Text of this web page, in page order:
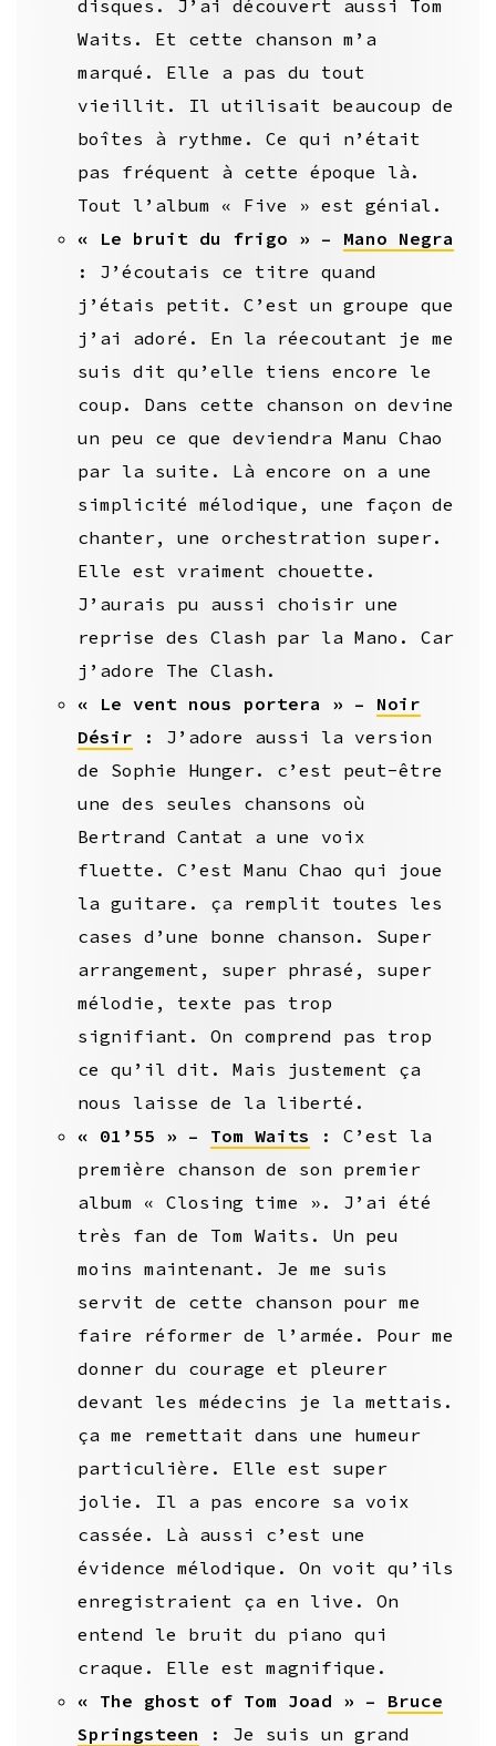
disques. J’ai découvert aussi Tom
Waits. Et cette chanson m’a
marqué. Elle a pas du tout
vieillit. Il utilisait beaucoup de
boîtes à rythme. Ce qui n’était
pas fréquent à cette époque là.
Tout l’album « Five » est génial.
« Le bruit du frigo » – Mano Negra
: J’écoutais ce titre quand
j’étais petit. C’est un groupe que
j’ai adoré. En la réecoutant je me
suis dit qu’elle tiens encore le
coup. Dans cette chanson on devine
un peu ce que deviendra Manu Chao
par la suite. Là encore on a une
simplicité mélodique, une façon de
chanter, une orchestration super.
Elle est vraiment chouette.
J’aurais pu aussi choisir une
reprise des Clash par la Mano. Car
j’adore The Clash.
« Le vent nous portera » – Noir
Désir : J’adore aussi la version
de Sophie Hunger. c’est peut-être
une des seules chansons où
Bertrand Cantat a une voix
fluette. C’est Manu Chao qui joue
la guitare. ça remplit toutes les
cases d’une bonne chanson. Super
arrangement, super phrasé, super
mélodie, texte pas trop
signifiant. On comprend pas trop
ce qu’il dit. Mais justement ça
nous laisse de la liberté.
« 01’55 » – Tom Waits : C’est la
première chanson de son premier
album « Closing time ». J’ai été
très fan de Tom Waits. Un peu
moins maintenant. Je me suis
servit de cette chanson pour me
faire réformer de l’armée. Pour me
donner du courage et pleurer
devant les médecins je la mettais.
ça me remettait dans une humeur
particulière. Elle est super
jolie. Il a pas encore sa voix
cassée. Là aussi c’est une
évidence mélodique. On voit qu’ils
enregistraient ça en live. On
entend le bruit du piano qui
craque. Elle est magnifique.
« The ghost of Tom Joad » – Bruce
Springsteen : Je suis un grand